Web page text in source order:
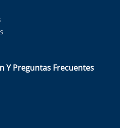
Y Preguntas Frecuentes